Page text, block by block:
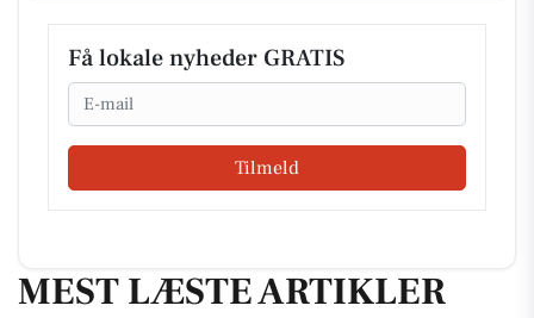
Få lokale nyheder GRATIS
Email
Tilmeld
MEST LÆSTE ARTIKLER